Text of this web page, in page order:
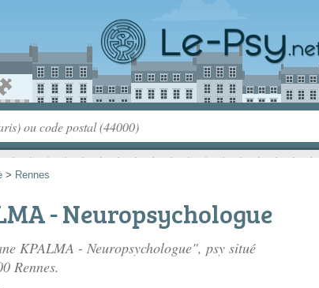
> Rennes
- Neuropsychologue
KPALMA - Neuropsychologue", psy situé
Rennes.